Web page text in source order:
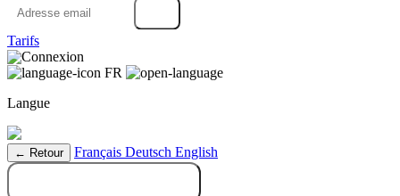
Tarifs
Connexion
FR
Langue
← Retour Français Deutsch English